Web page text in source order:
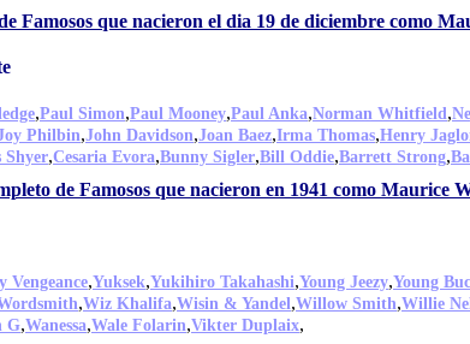
Famosos que nacieron el dia 19 de diciembre como
,Paul Simon,Paul Mooney,Paul Anka,Norman Whitfield,
Philbin,John Davidson,Joan Baez,Irma Thomas,Henry
Shyer,Cesaria Evora,Bunny Sigler,Bill Oddie,Barrett Strong,
de Famosos que nacieron en 1941 como Maurice
Vengeance,Yuksek,Yukihiro Takahashi,Young Jeezy,Young
,Wiz Khalifa,Wisin & Yandel,Willow Smith,Willie
G,Wanessa,Wale Folarin,Vikter Duplaix,